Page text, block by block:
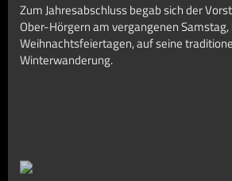
Zum Jahresabschluss begab sich der
Ober-Hörgern am vergangenen Samstag,
Weihnachtsfeiertagen, auf seine
Winterwanderung.